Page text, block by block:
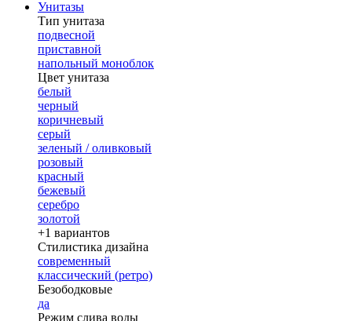
Унитазы
Тип унитаза
подвесной
приставной
напольный моноблок
Цвет унитаза
белый
черный
коричневый
серый
зеленый / оливковый
розовый
красный
бежевый
серебро
золотой
+1 вариантов
Стилистика дизайна
современный
классический (ретро)
Безободковые
да
Режим слива воды